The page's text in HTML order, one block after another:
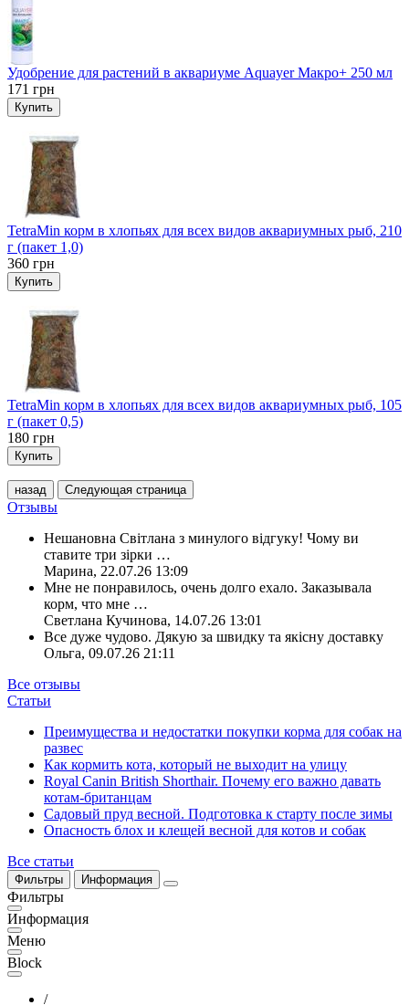
Удобрение для растений в аквариуме Aquayer Макро+ 250 мл
171 грн
Купить
TetraMin корм в хлопьях для всех видов аквариумных рыб, 210
г (пакет 1,0)
360 грн
Купить
TetraMin корм в хлопьях для всех видов аквариумных рыб, 105
г (пакет 0,5)
180 грн
Купить
назад Следующая страница
Отзывы
Нешановна Світлана з минулого відгуку! Чому ви
ставите три зірки …
Марина, 22.07.26 13:09
Мне не понравилось, очень долго ехало. Заказывала
корм, что мне …
Светлана Кучинова, 14.07.26 13:01
Все дуже чудово. Дякую за швидку та якісну доставку
Ольга, 09.07.26 21:11
Все отзывы
Статьи
Преимущества и недостатки покупки корма для собак на
развес
Как кормить кота, который не выходит на улицу
Royal Canin British Shorthair. Почему его важно давать
котам-британцам
Садовый пруд весной. Подготовка к старту после зимы
Опасность блох и клещей весной для котов и собак
Все статьи
Фильтры Информация
Фильтры
Информация
Меню
Block
/